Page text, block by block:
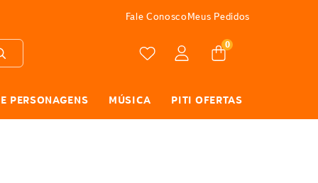
ATÉ 10X SEM JUROS
Fale ConoscoMeus Pedidos
0
PERSONAGENS MÚSICA PITI OFERTAS